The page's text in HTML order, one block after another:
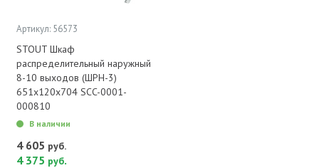
Артикул: 56573
STOUT Шкаф
распределительный наружный
8-10 выходов (ШРН-3)
651х120х704 SCC-0001-
000810
В наличии
4 605 руб.
4 375 руб.